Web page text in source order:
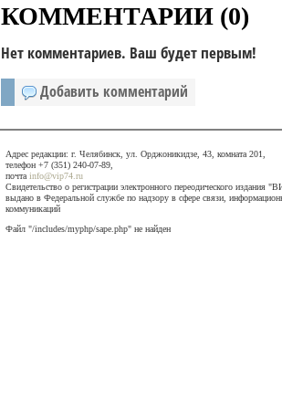
КОММЕНТАРИИ (0)
Нет комментариев. Ваш будет первым!
Добавить комментарий
Адрес редакции: г. Челябинск, ул. Орджоникидзе, 43, комната 201,
телефон +7 (351) 240-07-89,
почта info@vip74.ru
Свидетельство о регистрации электронного переодического
выдано в Федеральной службе по надзору в сфере связи,
коммуникаций
Файл "/includes/myphp/sape.php" не найден